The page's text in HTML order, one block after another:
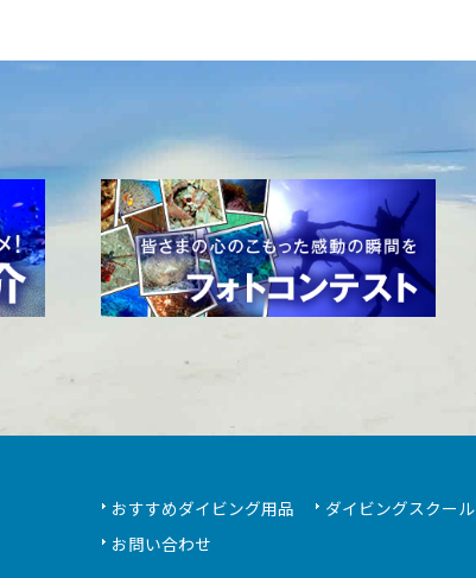
おすすめダイビング用品 ダイビングスクール
お問い合わせ